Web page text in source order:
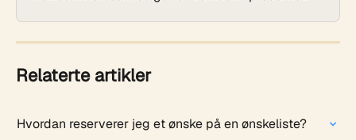
Relaterte artikler
Hvordan reserverer jeg et ønske på en ønskeliste?